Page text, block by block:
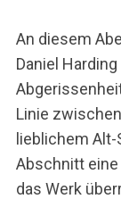
An diesem
Daniel
Linie
lieblichem
Abschnitt eine
das Werk